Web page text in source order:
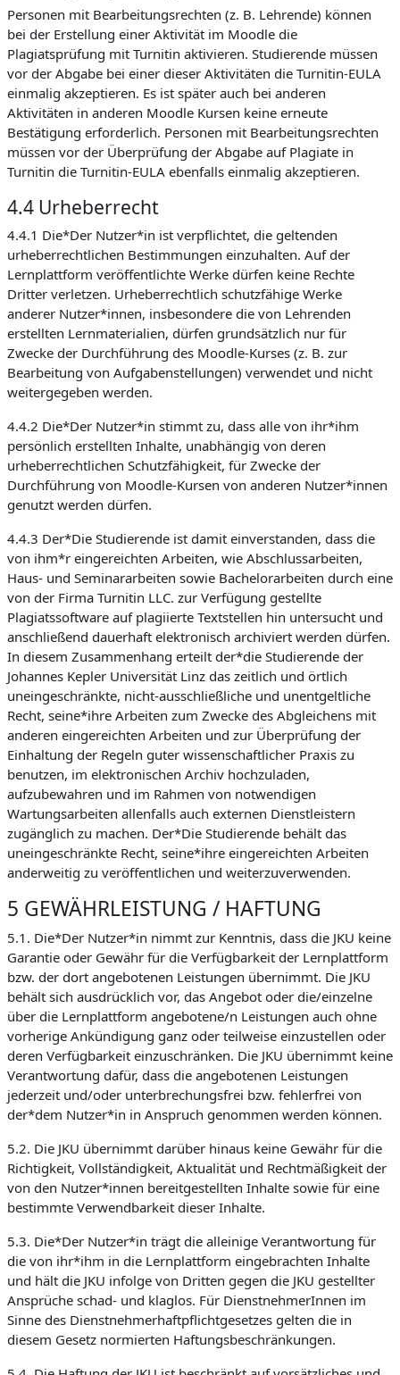
Personen mit Bearbeitungsrechten (z. B. Lehrende) können
bei der Erstellung einer Aktivität im Moodle die
Plagiatsprüfung mit Turnitin aktivieren. Studierende müssen
vor der Abgabe bei einer dieser Aktivitäten die Turnitin-EULA
einmalig akzeptieren. Es ist später auch bei anderen
Aktivitäten in anderen Moodle Kursen keine erneute
Bestätigung erforderlich. Personen mit Bearbeitungsrechten
müssen vor der Überprüfung der Abgabe auf Plagiate in
Turnitin die Turnitin-EULA ebenfalls einmalig akzeptieren.
4.4 Urheberrecht
4.4.1 Die*Der Nutzer*in ist verpflichtet, die geltenden
urheberrechtlichen Bestimmungen einzuhalten. Auf der
Lernplattform veröffentlichte Werke dürfen keine Rechte
Dritter verletzen. Urheberrechtlich schutzfähige Werke
anderer Nutzer*innen, insbesondere die von Lehrenden
erstellten Lernmaterialien, dürfen grundsätzlich nur für
Zwecke der Durchführung des Moodle-Kurses (z. B. zur
Bearbeitung von Aufgabenstellungen) verwendet und nicht
weitergegeben werden.
4.4.2 Die*Der Nutzer*in stimmt zu, dass alle von ihr*ihm
persönlich erstellten Inhalte, unabhängig von deren
urheberrechtlichen Schutzfähigkeit, für Zwecke der
Durchführung von Moodle-Kursen von anderen Nutzer*innen
genutzt werden dürfen.
4.4.3 Der*Die Studierende ist damit einverstanden, dass die
von ihm*r eingereichten Arbeiten, wie Abschlussarbeiten,
Haus- und Seminararbeiten sowie Bachelorarbeiten durch eine
von der Firma Turnitin LLC. zur Verfügung gestellte
Plagiatssoftware auf plagiierte Textstellen hin untersucht und
anschließend dauerhaft elektronisch archiviert werden dürfen.
In diesem Zusammenhang erteilt der*die Studierende der
Johannes Kepler Universität Linz das zeitlich und örtlich
uneingeschränkte, nicht-ausschließliche und unentgeltliche
Recht, seine*ihre Arbeiten zum Zwecke des Abgleichens mit
anderen eingereichten Arbeiten und zur Überprüfung der
Einhaltung der Regeln guter wissenschaftlicher Praxis zu
benutzen, im elektronischen Archiv hochzuladen,
aufzubewahren und im Rahmen von notwendigen
Wartungsarbeiten allenfalls auch externen Dienstleistern
zugänglich zu machen. Der*Die Studierende behält das
uneingeschränkte Recht, seine*ihre eingereichten Arbeiten
anderweitig zu veröffentlichen und weiterzuverwenden.
5 GEWÄHRLEISTUNG / HAFTUNG
5.1. Die*Der Nutzer*in nimmt zur Kenntnis, dass die JKU keine
Garantie oder Gewähr für die Verfügbarkeit der Lernplattform
bzw. der dort angebotenen Leistungen übernimmt. Die JKU
behält sich ausdrücklich vor, das Angebot oder die/einzelne
über die Lernplattform angebotene/n Leistungen auch ohne
vorherige Ankündigung ganz oder teilweise einzustellen oder
deren Verfügbarkeit einzuschränken. Die JKU übernimmt keine
Verantwortung dafür, dass die angebotenen Leistungen
jederzeit und/oder unterbrechungsfrei bzw. fehlerfrei von
der*dem Nutzer*in in Anspruch genommen werden können.
5.2. Die JKU übernimmt darüber hinaus keine Gewähr für die
Richtigkeit, Vollständigkeit, Aktualität und Rechtmäßigkeit der
von den Nutzer*innen bereitgestellten Inhalte sowie für eine
bestimmte Verwendbarkeit dieser Inhalte.
5.3. Die*Der Nutzer*in trägt die alleinige Verantwortung für
die von ihr*ihm in die Lernplattform eingebrachten Inhalte
und hält die JKU infolge von Dritten gegen die JKU gestellter
Ansprüche schad- und klaglos. Für DienstnehmerInnen im
Sinne des Dienstnehmerhaftpflichtgesetzes gelten die in
diesem Gesetz normierten Haftungsbeschränkungen.